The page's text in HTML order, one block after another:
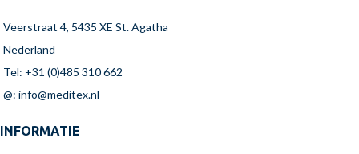
Veerstraat 4, 5435 XE St. Agatha
Nederland
Tel: +31 (0)485 310 662
@: info@meditex.nl
INFORMATIE